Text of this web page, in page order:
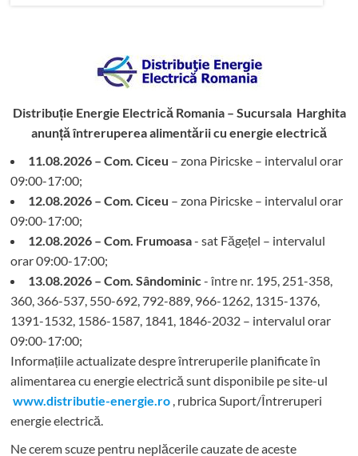
Distribuție Energie Electrică Romania – Sucursala Harghita
anunță întreruperea alimentării cu energie electrică
11.08.2026 – Com. Ciceu – zona Piricske – intervalul orar
09:00-17:00;
12.08.2026 – Com. Ciceu – zona Piricske – intervalul orar
09:00-17:00;
12.08.2026 – Com. Frumoasa- sat Făgețel – intervalul
orar 09:00-17:00;
13.08.2026 – Com. Sândominic- între nr. 195, 251-358,
360, 366-537, 550-692, 792-889, 966-1262, 1315-1376,
1391-1532, 1586-1587, 1841, 1846-2032 – intervalul orar
09:00-17:00;
Informațiile actualizate despre întreruperile planificate în
alimentarea cu energie electrică sunt disponibile pe site-ul
www.distributie-energie.ro , rubrica Suport/Întreruperi
energie electrică.
Ne cerem scuze pentru neplăcerile cauzate de aceste